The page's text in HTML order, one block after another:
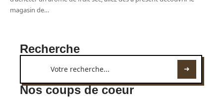
magasin de…
Recherche
Nos coups de coeur